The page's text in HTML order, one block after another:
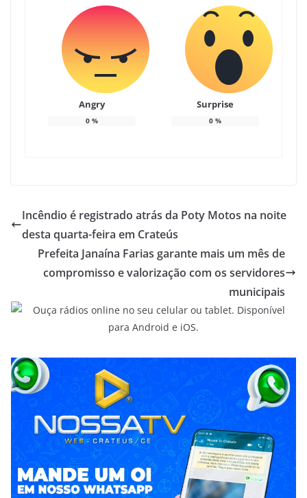
Angry
0%
Surprise
0 %
Incêndio é registrado atrás da Poty Motos na noite
desta quarta-feira em Crateús
Prefeita Janaína Farias garante mais um mês de
compromisso e valorização com os servidores
municipais